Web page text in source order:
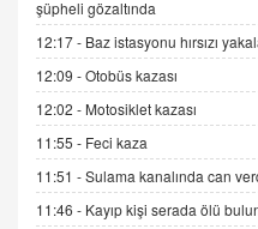
Esed
Sednaya
11.12.2024 12:30
DR. EKREM
Gerçek Ne,
Cümlesinin
19.07.2025 12:45
şüpheli gözaltında
12:17 - Baz istasyonu hırsızı
12:09 -Otobüs kazası
12:02 - Motosiklet kazası
11:55 - Feci kaza
11:51 -Sulama kanalında can
11:46 - Kayıp kişi serada ölü